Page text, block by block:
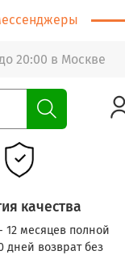
20:00 в Москве
качества
12 месяцев полной
дней возврат без